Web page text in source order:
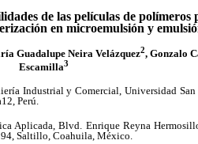
de las películas de polímeros
en microemulsión y
Guadalupe Neira Velázquez2, Gonzalo
Escamilla3
Industrial y Comercial, Universidad
Perú.
Aplicada, Blvd. Enrique Reyna
Saltillo, Coahuila, México.